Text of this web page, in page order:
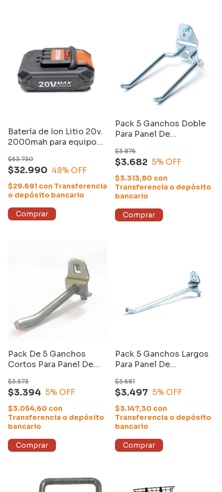
Batería de Ion Litio 20v.
2000mah para equipos
$32.990
$63.730
48% OFF
$29.691 con Transferencia
o depósito bancario
Pack 5 Ganchos Doble
Para Panel De
$3.682
$3.876
5% OFF
$3.313,80 con
Transferencia o depósito
bancario
Pack De 5 Ganchos
Cortos Para Panel De
$3.394
$3.573
5% OFF
$3.054,60 con
Transferencia o depósito
bancario
Pack 5 Ganchos Largos
Para Panel De
$3.497
$3.681
5% OFF
$3.147,30 con
Transferencia o depósito
bancario